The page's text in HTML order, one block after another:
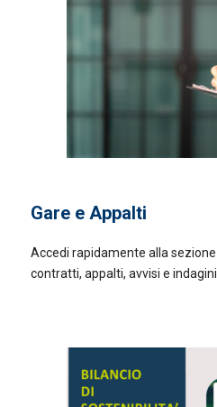
Gare e Appalti
Accedi rapidamente alla
contratti, appalti, avvisi e